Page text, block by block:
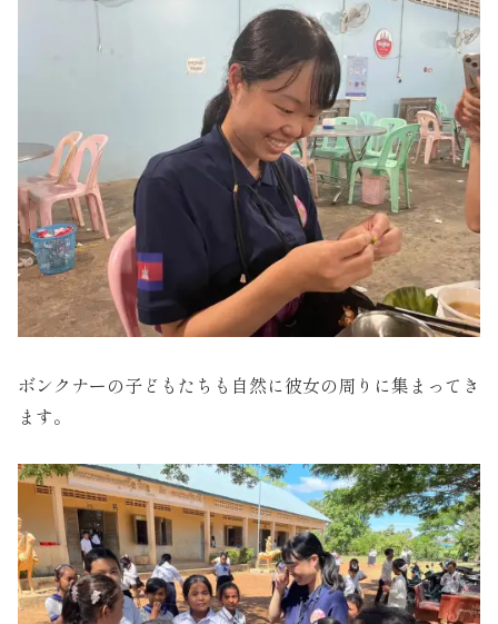
ボンクナーの子どもたちも自然に彼女の周りに集まってき
ます。